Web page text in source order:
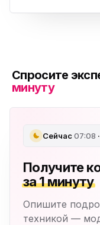
Спросите
минуту
Сейчас07:08
Получите
за 1 минуту
Опишите
техникой —